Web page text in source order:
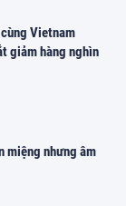
Vietnam
giảm hàng nghìn
miệng nhưng âm